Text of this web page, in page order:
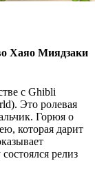
Хаяо Миядзаки
с Ghibli
Это ролевая
Горюя о
которая дарит
релиз